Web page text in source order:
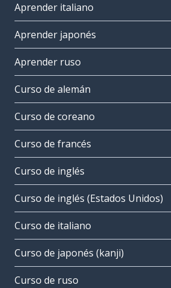
Aprender italiano
Aprender japonés
Aprender ruso
Curso de alemán
Curso de coreano
Curso de francés
Curso de inglés
Curso de inglés (Estados Unidos)
Curso de italiano
Curso de japonés (kanji)
Curso de ruso